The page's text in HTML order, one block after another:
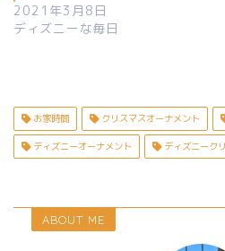
2021年3月8日
ディズニーな毎日
お家時間 クリスマスオーナメント
ディズニーオーナメント ディズニーク
ABOUT ME